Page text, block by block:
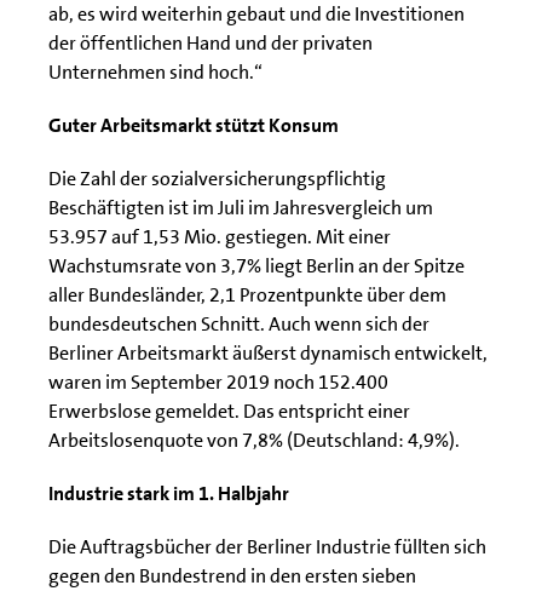
ab, es wird weiterhin gebaut und die Investitionen
der öffentlichen Hand und der privaten
Unternehmen sind hoch.“
Guter Arbeitsmarkt stützt Konsum
Die Zahl der sozialversicherungspflichtig
Beschäftigten ist im Juli im Jahresvergleich um
53.957 auf 1,53 Mio. gestiegen. Mit einer
Wachstumsrate von 3,7% liegt Berlin an der Spitze
aller Bundesländer, 2,1 Prozentpunkte über dem
bundesdeutschen Schnitt. Auch wenn sich der
Berliner Arbeitsmarkt äußerst dynamisch entwickelt,
waren im September 2019 noch 152.400
Erwerbslose gemeldet. Das entspricht einer
Arbeitslosenquote von 7,8% (Deutschland: 4,9%).
Industrie stark im 1. Halbjahr
Die Auftragsbücher der Berliner Industrie füllten sich
gegen den Bundestrend in den ersten sieben